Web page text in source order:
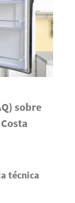
sobre
técnica